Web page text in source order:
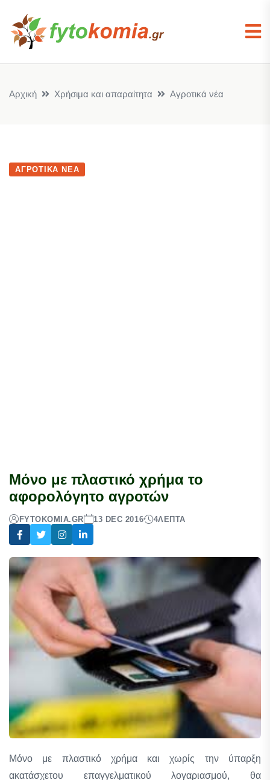
Αρχική Χρήσιμα και απαραίτητα Αγροτικά νέα
ΑΓΡΟΤΙΚΆ ΝΈΑ
Μόνο με πλαστικό χρήμα το
αφορολόγητο αγροτών
FYTOKOMIA.GR 13 DEC 2016 4ΛΕΠΤΆ
Μόνο με πλαστικό χρήμα και χωρίς την ύπαρξη
ακατάσχετου επαγγελματικού λογαριασμού, θα